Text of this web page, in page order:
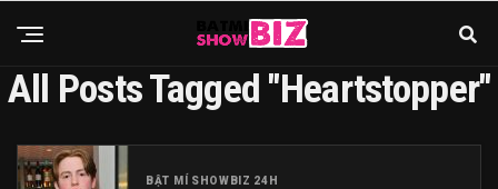
All Posts Tagged "Heartstopper"
BẬT MÍ SHOWBIZ 24H